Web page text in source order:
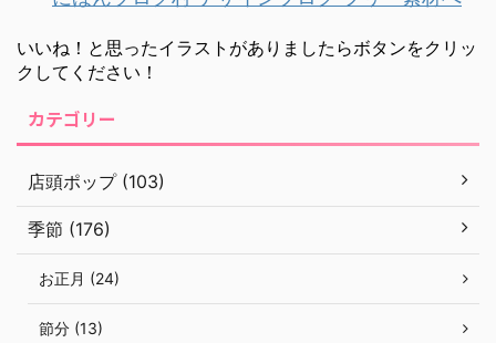
いいね！と思ったイラストがありましたらボタンをクリッ
クしてください！
カテゴリー
店頭ポップ (103)
季節 (176)
お正月 (24)
節分 (13)